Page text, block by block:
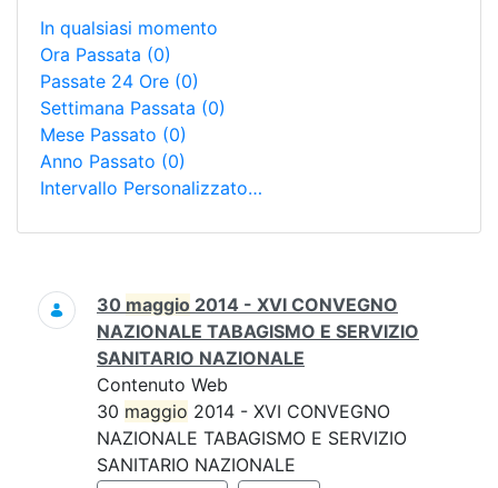
In qualsiasi momento
Ora Passata (0)
Passate 24 Ore (0)
Settimana Passata (0)
Mese Passato (0)
Anno Passato (0)
Intervallo Personalizzato…
Ricerca
30 maggio 2014 - XVI CONVEGNO
NAZIONALE TABAGISMO E SERVIZIO
SANITARIO NAZIONALE
Contenuto Web
30 maggio 2014 - XVI CONVEGNO
NAZIONALE TABAGISMO E SERVIZIO
SANITARIO NAZIONALE